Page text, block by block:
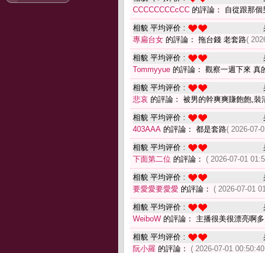
CCCCCCCCcCC 的評論： 自從跟那
相貌 平均评价 :
專扁台女 的評論： 拖台錢 老套路(
相貌 平均评价 :
Tommyyue 的評論： 觀察一週下來 真
相貌 平均评价 :
悲哀 的評論： 被男的幹爽爽賺飽飽,裝
相貌 平均评价 :
403AAA 的評論： 都是套路( 2026-07-
相貌 平均评价 :
下面第二位 的評論： ( 2026-07-01
相貌 平均评价 :
要愛愛要愛愛 的評論： ( 2026-07-01
相貌 平均评价 :
WeiboW 的評論： 主播很美很漂亮啊
相貌 平均评价 :
阮小羅 的評論： ( 2026-07-01